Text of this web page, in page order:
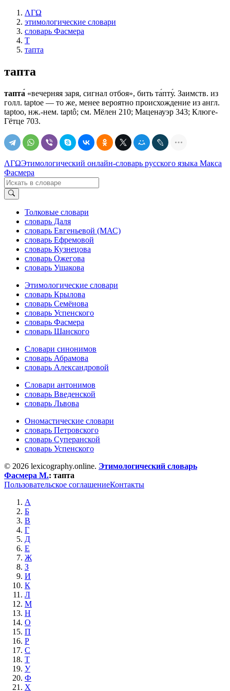
ΛΓΩ
этимологические словари
словарь Фасмера
Т
тапта
тапта
тапта́ «вечерняя заря, сигнал отбоя», бить та́пту́. Заимств. из
голл. tарtое — то же, менее вероятно происхождение из англ.
tарtоо, нж.-нем. taptô; см. Мёлен 210; Маценауэр 343; Клюге-
Гётце 703.
ΛΓΩЭтимологический онлайн-словарь русского языка Макса
Фасмера
Толковые словари
словарь Даля
словарь Евгеньевой (МАС)
словарь Ефремовой
словарь Кузнецова
словарь Ожегова
словарь Ушакова
Этимологические словари
словарь Крылова
словарь Семёнова
словарь Успенского
словарь Фасмера
словарь Шанского
Словари синонимов
словарь Абрамова
словарь Александровой
Словари антонимов
словарь Введенской
словарь Львова
Ономастические словари
словарь Петровского
словарь Суперанской
словарь Успенского
© 2026 lexicography.online. Этимологический словарь
Фасмера М.: тапта
Пользовательское соглашениеКонтакты
А
Б
В
Г
Д
Е
Ж
З
И
К
Л
М
Н
О
П
Р
С
Т
У
Ф
Х